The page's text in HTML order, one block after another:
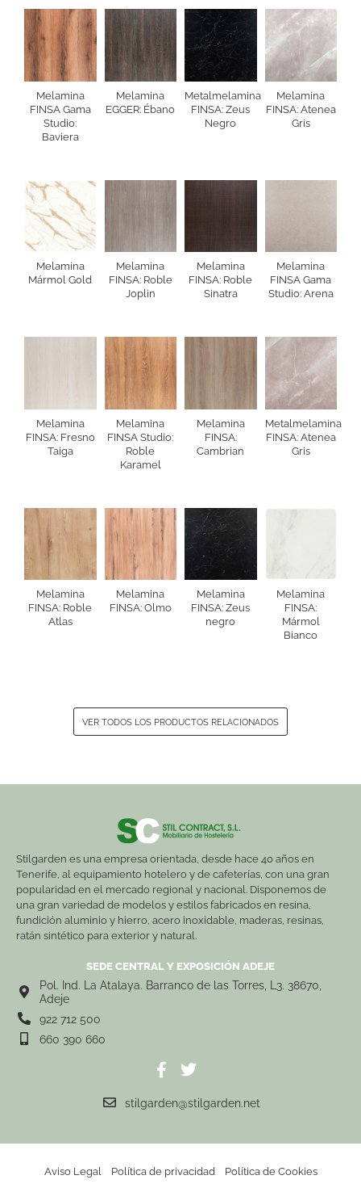
Melamina
FINSA Gama
Studio:
Baviera
Melamina
EGGER: Ébano
Metalmelamina
FINSA: Zeus
Negro
Melamina
FINSA: Atenea
Gris
Melamina
Mármol Gold
Melamina
FINSA: Roble
Joplin
Melamina
FINSA: Roble
Sinatra
Melamina
FINSA Gama
Studio: Arena
Melamina
FINSA: Fresno
Taiga
Melamina
FINSA Studio:
Roble
Karamel
Melamina
FINSA:
Cambrian
Metalmelamina
FINSA: Atenea
Gris
Melamina
FINSA: Roble
Atlas
Melamina
FINSA: Olmo
Melamina
FINSA: Zeus
negro
Melamina
FINSA:
Mármol
Bianco
VER TODOS LOS PRODUCTOS RELACIONADOS
Stilgarden es una empresa orientada, desde hace 40 años en
Tenerife, al equipamiento hotelero y de cafeterías, con una gran
popularidad en el mercado regional y nacional. Disponemos de
una gran variedad de modelos y estilos fabricados en resina,
fundición aluminio y hierro, acero inoxidable, maderas, resinas,
ratán sintético para exterior y natural.
SEDE CENTRAL Y EXPOSICIÓN ADEJE
Pol. Ind. La Atalaya. Barranco de las Torres, L3. 38670,
Adeje
922 712 500
660 390 660
stilgarden@stilgarden.net
Aviso Legal Política de privacidad Política de Cookies